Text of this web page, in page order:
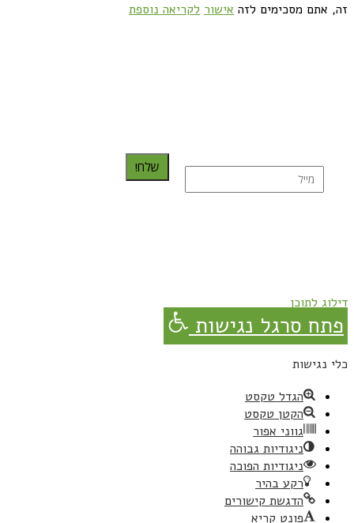
זה, אתם מסכימים לזה אישור לקריאה נוספת
שלח!
דילוג לתוכן
פתח סרגל נגישות
כלי נגישות
הגדל טקסט
הקטן טקסט
גווני אפור
ניגודיות גבוהה
ניגודיות הפוכה
רקע בהיר
הדגשת קישורים
פונט קריא